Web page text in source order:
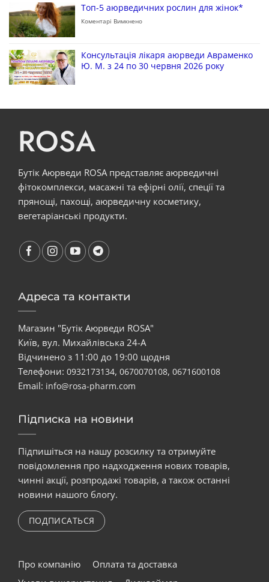
Топ-5 аюрведичних рослин для жінок*
Коментарі Вимкнено
Консультація лікаря аюрведи Авраменко
Ю. М. з 24 по 30 червня 2026 року
ROSA
Бутік Аюрведи ROSA представляє аюрведичні
фітокомплекси, масажні та ефірні олії, спеції та
прянощі, пахощі, аюрведичну косметику,
вегетаріанські продукти.
Адреса та контакти
Магазин "Бутік Аюрведи ROSA"
Київ, вул. Михайлівська 24-А
Відчинено з 11:00 до 19:00 щодня
Телефони: 0932173134, 0670070108, 0671600108
Email: info@rosa-pharm.com
Підписка на новини
Підпишіться на нашу розсилку та отримуйте
повідомлення про надходження нових товарів,
чинні акції, розпродажі товарів, а також останні
новини нашого блогу.
ПОДПИСАТЬСЯ
Про компанію
Оплата та доставка